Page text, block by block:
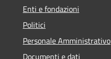
Enti e fondazioni
Politici
Personale Amministrativo
Documenti e dati